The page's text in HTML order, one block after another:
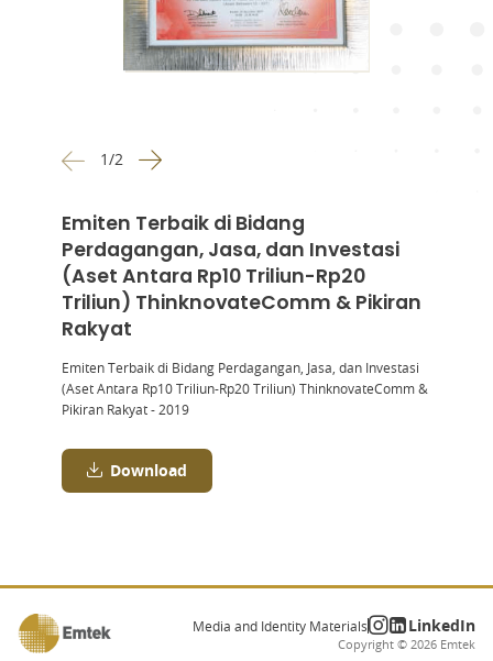
1/2
Emiten Terbaik di Bidang
Perdagangan, Jasa, dan Investasi
(Aset Antara Rp10 Triliun-Rp20
Triliun) ThinknovateComm & Pikiran
Rakyat
Emiten Terbaik di Bidang Perdagangan, Jasa, dan Investasi
(Aset Antara Rp10 Triliun-Rp20 Triliun) ThinknovateComm &
Pikiran Rakyat - 2019
Download
Media and Identity Materials LinkedIn
Copyright © 2026 Emtek